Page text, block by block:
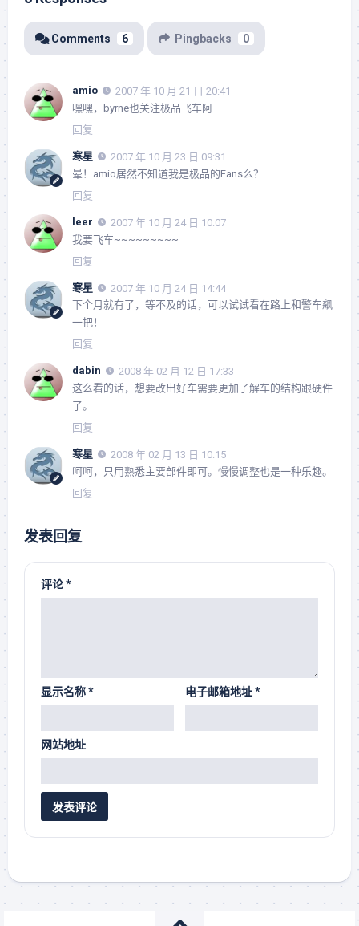
Comments 6 Pingbacks 0
amio
2007 年 10 月 21 日 20:41
嘿嘿，byrne也关注极品飞车阿
回复
寒星
2007 年 10 月 23 日 09:31
晕！amio居然不知道我是极品的Fans么？
回复
leer
2007 年 10 月 24 日 10:07
我要飞车~~~~~~~~~
回复
寒星
2007 年 10 月 24 日 14:44
下个月就有了，等不及的话，可以试试看在路上和警车飙
一把！
回复
dabin
2008 年 02 月 12 日 17:33
这么看的话，想要改出好车需要更加了解车的结构跟硬件
了。
回复
寒星
2008 年 02 月 13 日 10:15
呵呵，只用熟悉主要部件即可。慢慢调整也是一种乐趣。
回复
发表回复
评论*
显示名称* 电子邮箱地址*
网站地址